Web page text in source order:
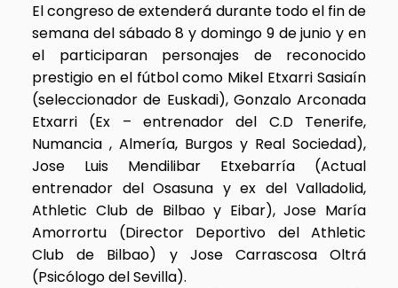
El congreso de extenderá durante todo el fin de
semana del sábado 8 y domingo 9 de junio y en
el participaran personajes de reconocido
prestigio en el fútbol como Mikel Etxarri Sasiaín
(seleccionador de Euskadi), Gonzalo Arconada
Etxarri (Ex – entrenador del C.D Tenerife,
Numancia , Almería, Burgos y Real Sociedad),
Jose Luis Mendilibar Etxebarría (Actual
entrenador del Osasuna y ex del Valladolid,
Athletic Club de Bilbao y Eibar), Jose María
Amorrortu (Director Deportivo del Athletic
Club de Bilbao) y Jose Carrascosa Oltrá
(Psicólogo del Sevilla).